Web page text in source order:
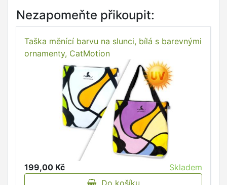
Nezapomeňte přikoupit:
Taška měnící barvu na slunci, bílá s barevnými
ornamenty, CatMotion
199,00 Kč
Skladem